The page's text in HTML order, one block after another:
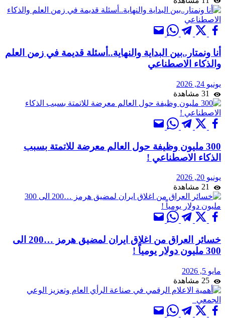
أنا ونمتار..بين البداية والنهاية..أسئلة قديمة في زمن العلم
والذكاء الاصطناعي
يونيو 24, 2026
300 مليون وظيفة حول العالم معرضة للاتمتة بسبب
الذكاء الاصطناعي !
يونيو 20, 2026
خسائر العراق من اغلاق ايران لمضيق هرمز …200 الى
300 مليون دولار يومياً !
مايو 5, 2026